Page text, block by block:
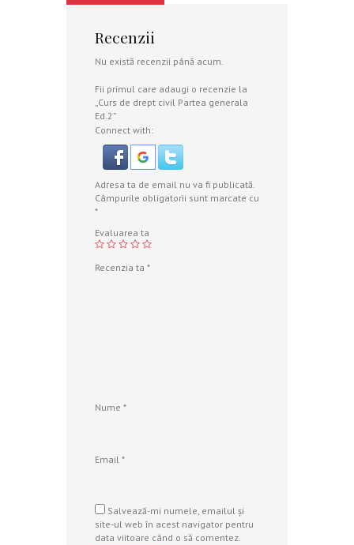
Recenzii
Nu există recenzii până acum.
Fii primul care adaugi o recenzie la
„Curs de drept civil Partea generala
Ed.2”
Connect with:
Adresa ta de email nu va fi publicată.
Câmpurile obligatorii sunt marcate cu
*
Evaluarea ta
Recenzia ta *
Nume *
Email *
Salvează-mi numele, emailul și
site-ul web în acest navigator pentru
data viitoare când o să comentez.